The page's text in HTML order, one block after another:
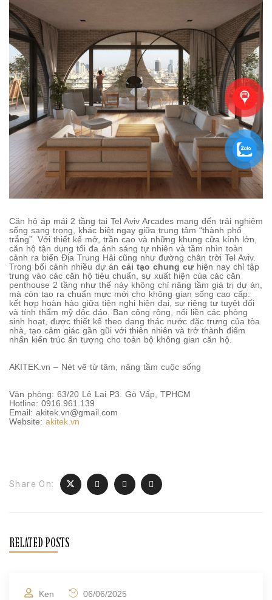
Căn hộ áp mái 2 tầng tại Tel Aviv Arcades mang đến trải nghiệm
sống sang trọng, khác biệt ngay giữa trung tâm “thành phố
trắng”. Với thiết kế mở, trần cao và những khung cửa kính lớn,
căn hộ tận dụng tối đa ánh sáng tự nhiên và tầm nhìn toàn
cảnh ra biển Địa Trung Hải cũng như đường chân trời Tel Aviv.
Trong bối cảnh nhiều dự án cải tạo chung cư hiện nay chỉ tập
trung vào các căn hộ tiêu chuẩn, sự xuất hiện của các căn
penthouse 2 tầng như thế này không chỉ nâng tầm giá trị dự án,
mà còn tạo ra chuẩn mực mới cho không gian sống cao cấp:
kết hợp hoàn hảo giữa tiện nghi hiện đại, sự riêng tư tuyệt đối
và tính thẩm mỹ độc đáo. Ban công rộng, nối liền các phòng
sinh hoạt, được thiết kế theo dạng thác nước đặc trưng của tòa
nhà, tạo cảm giác gần gũi với thiên nhiên và trở thành điểm
nhấn kiến trúc ấn tượng cho toàn bộ không gian căn hộ.
AKITEK.vn – Nét vẽ từ tâm, nâng tầm cuộc sống
Văn phòng: 63/20 Lê Lai P3. Gò Vấp, TPHCM
Hotline: 0916.961.139
Email: akitek.vn@gmail.com
Website: akitek.vn
Share On:
RELATED POSTS
Ken 06/06/2025